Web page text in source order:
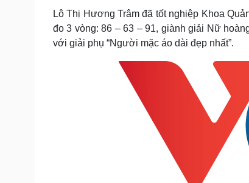
Cây thuốc
Sản phụ khoa
Nhi khoa
Làm đẹp - giảm cân
Phòng mạch online
Blog
Tình yêu - Gia
Lô Thị Hương Trâm đã tốt nghiệp Khoa
đo 3 vòng: 86 – 63 – 91, giành giải Nữ
với giải phụ “Người mặc áo dài đẹp nhất”.